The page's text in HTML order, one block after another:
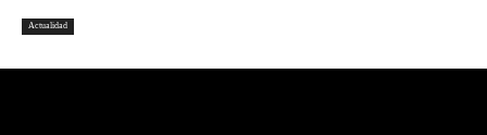
Actualidad